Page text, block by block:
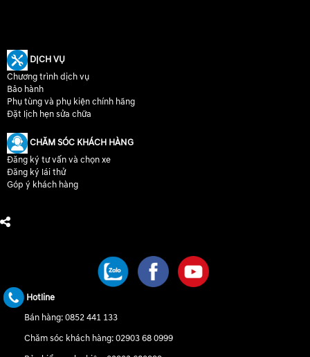
DỊCH VỤ
Chương trình dịch vụ
Bảo hành
Phụ tùng và phụ kiện chính hãng
Đặt lịch hẹn sửa chữa
CHĂM SÓC KHÁCH HÀNG
Đăng ký tư vấn và chọn xe
Đăng ký lái thử
Góp ý khách hàng
Hotline
Bán hàng:0852 441 133
Chăm sóc khách hàng:02903 68 0999